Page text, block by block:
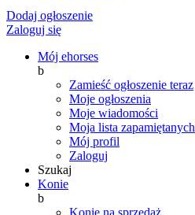
Dodaj ogłoszenie
Zaloguj się
Mój ehorses
b
Zamieść ogłoszenie teraz
Moje ogłoszenia
Moje wiadomości
Moja lista zapamiętanych
Mój profil
Zaloguj
Szukaj
Konie
b
Konie na sprzedaż